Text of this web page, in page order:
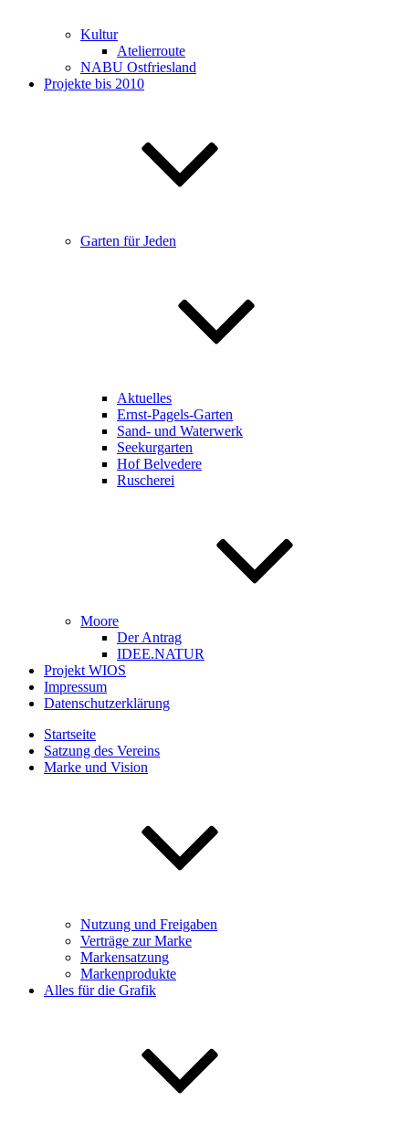
Kultur
Atelierroute
NABU Ostfriesland
Projekte bis 2010
Garten für Jeden
Aktuelles
Ernst-Pagels-Garten
Sand- und Waterwerk
Seekurgarten
Hof Belvedere
Ruscherei
Moore
Der Antrag
IDEE.NATUR
Projekt WIOS
Impressum
Datenschutzerklärung
Startseite
Satzung des Vereins
Marke und Vision
Nutzung und Freigaben
Verträge zur Marke
Markensatzung
Markenprodukte
Alles für die Grafik